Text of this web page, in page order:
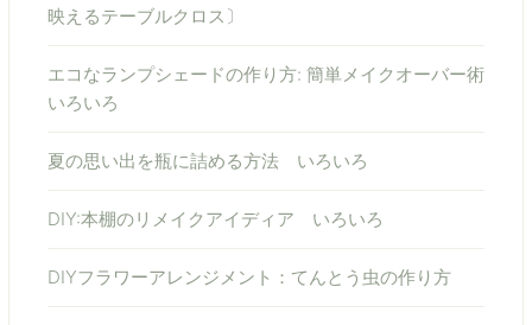
映えるテーブルクロス〕
エコなランプシェードの作り方: 簡単メイクオーバー術
いろいろ
夏の思い出を瓶に詰める方法 いろいろ
DIY:本棚のリメイクアイディア いろいろ
DIYフラワーアレンジメント：てんとう虫の作り方